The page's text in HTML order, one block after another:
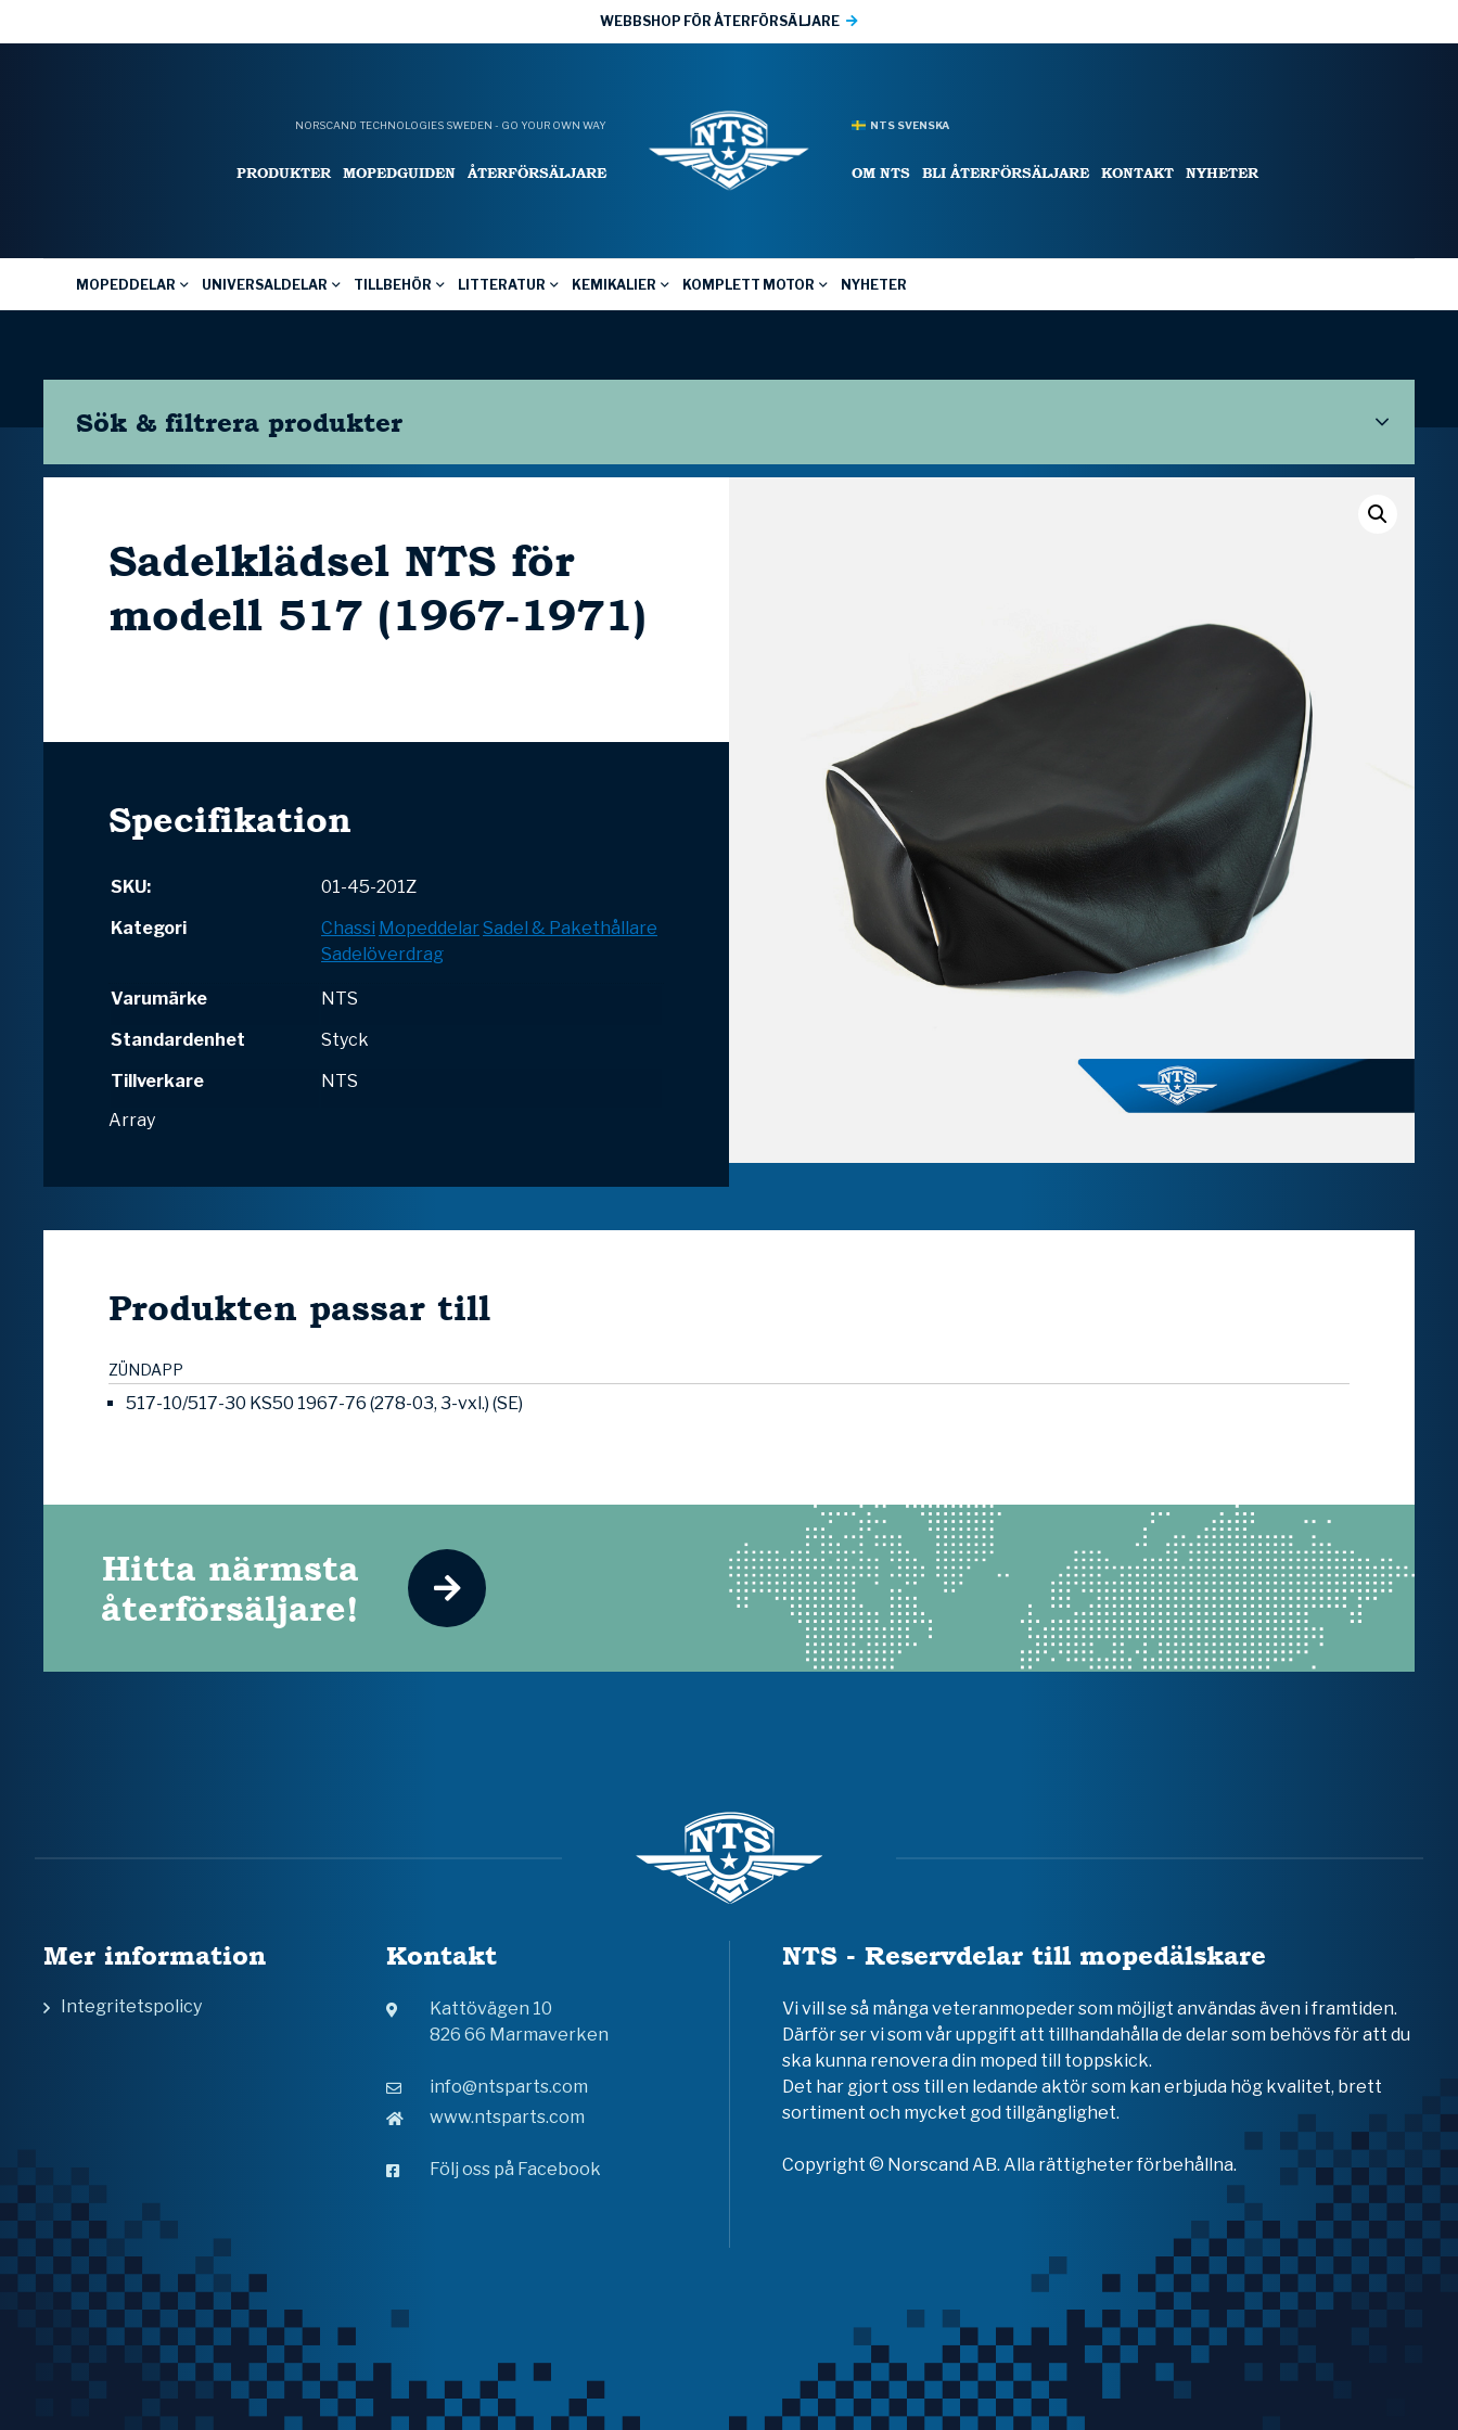
WEBBSHOP FÖR ÅTERFÖRSÄLJARE
NORSCAND TECHNOLOGIES SWEDEN - GO YOUR OWN WAY
PRODUKTER MOPEDGUIDEN ÅTERFÖRSÄLJARE
NTS SVENSKA
OM NTS BLI ÅTERFÖRSÄLJARE KONTAKT NYHETER
MOPEDDELAR UNIVERSALDELAR TILLBEHÖR LITTERATUR KEMIKALIER KOMPLETT MOTOR NYHETER
Sök & filtrera produkter
Sadelklädsel NTS för
modell 517 (1967-1971)
Specifikation
SKU:
01-45-201Z
Kategori
Chassi MopeddelarSadel & Pakethållare
Sadelöverdrag
Varumärke
NTS
Standardenhet
Styck
Tillverkare
NTS
Array
Produkten passar till
ZÜNDAPP
517-10/517-30 KS50 1967-76 (278-03, 3-vxl.) (SE)
Hitta närmsta
återförsäljare!
Mer information
Integritetspolicy
Kontakt
Kattövägen 10
826 66 Marmaverken
info@ntsparts.com
www.ntsparts.com
Följ oss på Facebook
NTS - Reservdelar till mopedälskare
Vi vill se så många veteranmopeder som möjligt användas även i framtiden.
Därför ser vi som vår uppgift att tillhandahålla de delar som behövs för att du
ska kunna renovera din moped till toppskick.
Det har gjort oss till en ledande aktör som kan erbjuda hög kvalitet, brett
sortiment och mycket god tillgänglighet.
Copyright © Norscand AB. Alla rättigheter förbehållna.